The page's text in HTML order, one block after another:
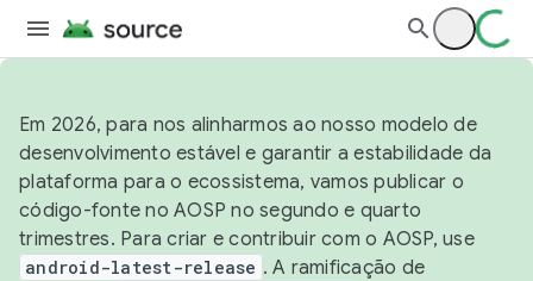
Em 2026, para nos alinharmos ao nosso modelo de
desenvolvimento estável e garantir a estabilidade da
plataforma para o ecossistema, vamos publicar o
código-fonte no AOSP no segundo e quarto
trimestres. Para criar e contribuir com o AOSP, use
android-latest-release . A ramificação de